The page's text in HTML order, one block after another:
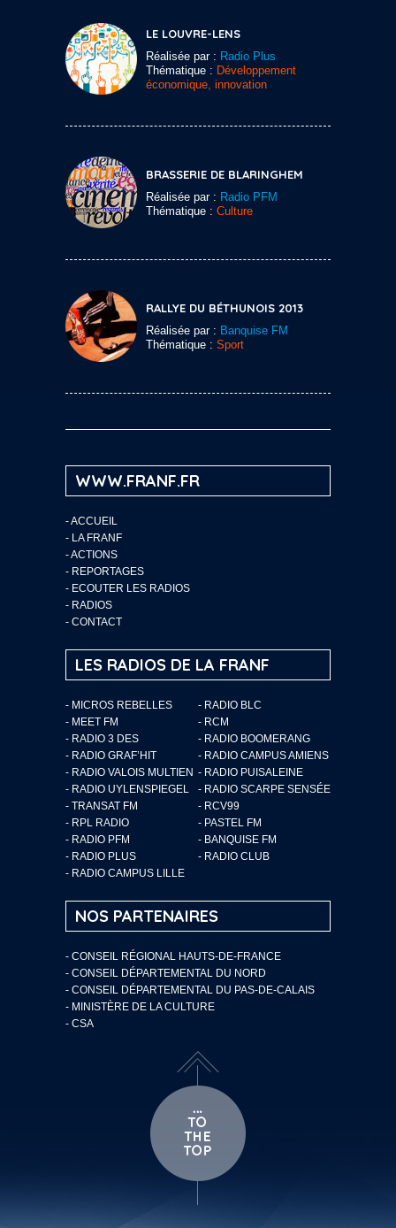
LE LOUVRE-LENS
Réalisée par : Radio Plus
Thématique : Développement
économique, innovation
BRASSERIE DE BLARINGHEM
Réalisée par : Radio PFM
Thématique : Culture
RALLYE DU BÉTHUNOIS 2013
Réalisée par : Banquise FM
Thématique : Sport
WWW.FRANF.FR
-ACCUEIL
- LA FRANF
-ACTIONS
- REPORTAGES
- ECOUTER LES RADIOS
- RADIOS
- CONTACT
LES RADIOS DE LA FRANF
- MICROS REBELLES
- RADIO BLC
- MEET FM
- RCM
- RADIO 3 DES
- RADIO BOOMERANG
- RADIO GRAF’HIT
- RADIO CAMPUS AMIENS
- RADIO VALOIS MULTIEN - RADIO PUISALEINE
- RADIO UYLENSPIEGEL
- RADIO SCARPE SENSÉE
- TRANSAT FM
- RCV99
- RPL RADIO
- PASTEL FM
- RADIO PFM
- BANQUISE FM
- RADIO PLUS
- RADIO CLUB
- RADIO CAMPUS LILLE
NOS PARTENAIRES
- CONSEIL RÉGIONAL HAUTS-DE-FRANCE
- CONSEIL DÉPARTEMENTAL DU NORD
- CONSEIL DÉPARTEMENTAL DU PAS-DE-CALAIS
- MINISTÈRE DE LA CULTURE
- CSA